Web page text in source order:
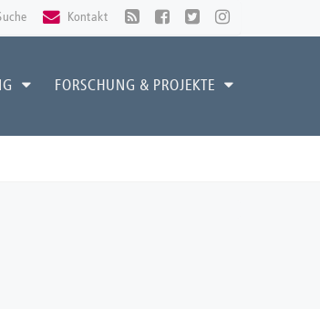
Kontakt
FORSCHUNG & PROJEKTE